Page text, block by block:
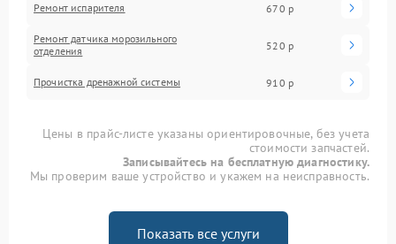
Ремонт испарителя 670 р
Ремонт датчика морозильного
отделения
520 р
Прочистка дренажной системы 910 р
Цены в прайс-листе указаны ориентировочные, без учета
стоимости запчастей.
Записывайтесь на бесплатную диагностику.
Мы проверим ваше устройство и укажем на неисправность.
Показать все услуги